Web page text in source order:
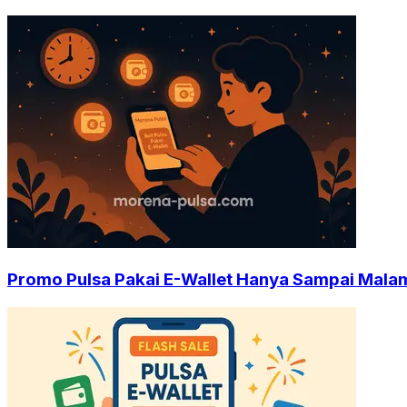
Promo Pulsa Pakai E-Wallet Hanya Sampai